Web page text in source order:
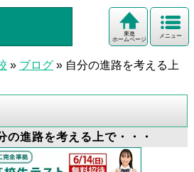
メニュー
東進
ホームページ
» ブログ » 自分の進路を考える上
進路を考える上で・・・